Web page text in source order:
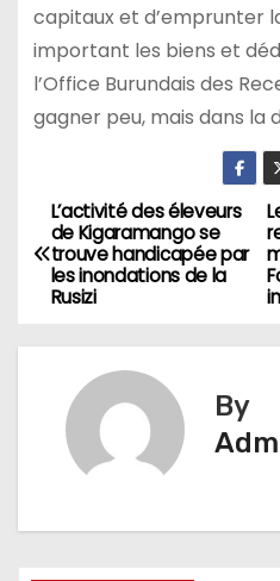
capitaux et d’emprunter
important les biens et
l’Office Burundais des
gagner peu, mais dans
Navigation
de
L’activité des éleveurs
de Kigaramango se
trouve handicapée par
les inondations de la
Rusizi
By